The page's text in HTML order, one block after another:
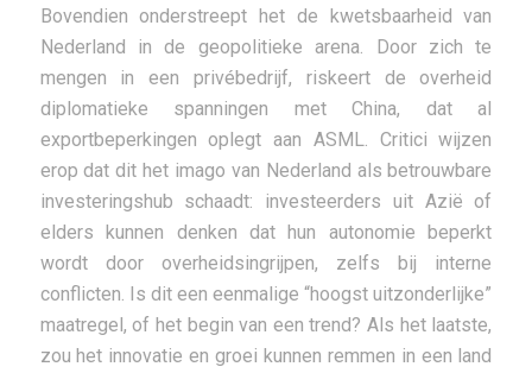
Bovendien onderstreept het de kwetsbaarheid van
Nederland in de geopolitieke arena. Door zich te
mengen in een privébedrijf, riskeert de overheid
diplomatieke spanningen met China, dat al
exportbeperkingen oplegt aan ASML. Critici wijzen
erop dat dit het imago van Nederland als betrouwbare
investeringshub schaadt: investeerders uit Azië of
elders kunnen denken dat hun autonomie beperkt
wordt door overheidsingrijpen, zelfs bij interne
conflicten. Is dit een eenmalige “hoogst uitzonderlijke”
maatregel, of het begin van een trend? Als het laatste,
zou het innovatie en groei kunnen remmen in een land